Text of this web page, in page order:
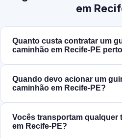
em
Quanto custa contratar um
caminhão em Recife‑PE
Quando devo acionar um
caminhão em Recife‑PE?
Vocês transportam qualquer
em Recife‑PE?